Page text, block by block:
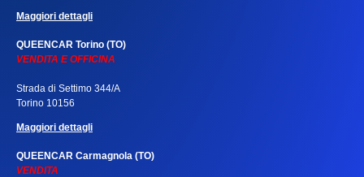
Maggiori dettagli
QUEENCAR Torino (TO)
VENDITA E OFFICINA
Strada di Settimo 344/A
Torino 10156
Maggiori dettagli
QUEENCAR Carmagnola (TO)
VENDITA